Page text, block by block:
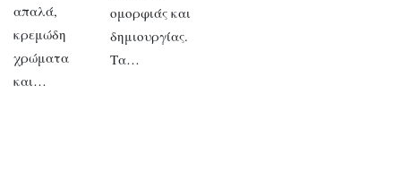
απαλά,
κρεμώδη
χρώματα
και…
ομορφιάς και
δημιουργίας.
Τα…